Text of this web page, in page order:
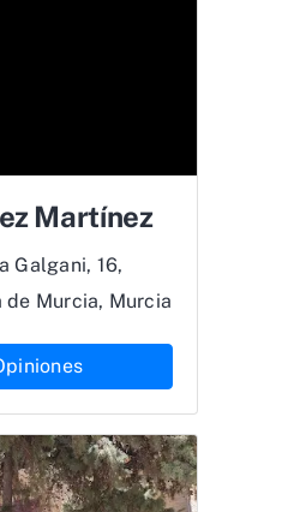
Martínez
Galgani, 16,
Murcia, Murcia